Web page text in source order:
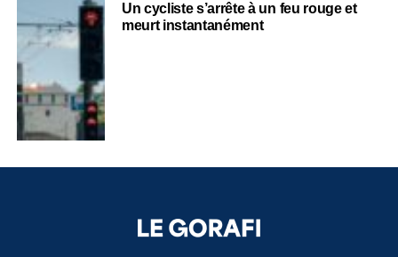
Un cycliste s’arrête à un feu rouge et
meurt instantanément